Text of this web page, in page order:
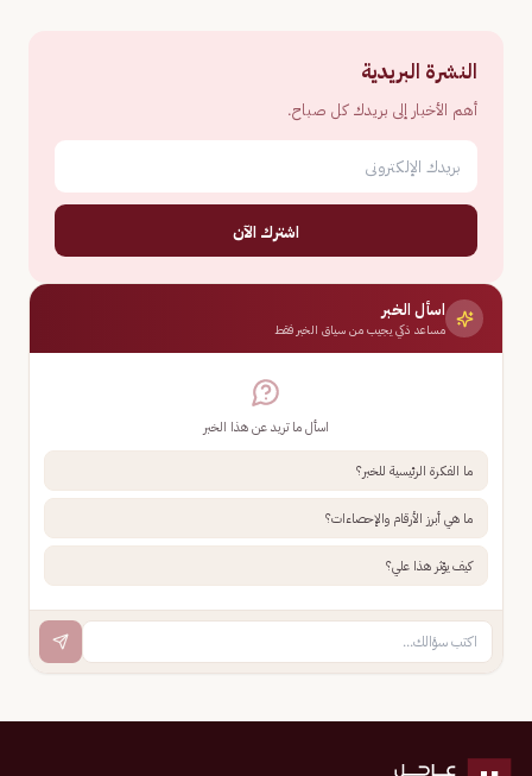
النشرة البريدية
أهم الأخبار إلى بريدك كل صباح.
اشترك الآن
اسأل الخبر
مساعد ذكي يجيب من سياق الخبر فقط
اسأل ما تريد عن هذا الخبر
ما الفكرة الرئيسية للخبر؟
ما هي أبرز الأرقام والإحصاءات؟
كيف يؤثر هذا علي؟